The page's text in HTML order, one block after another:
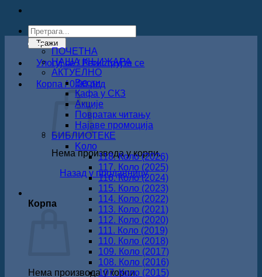
Products
search
Тражи
Улогуј се / Региструјте се
Корпа /0.00рсд
Нема производа у корпи.
Назад у продавницу
Корпа
Нема производа у корпи.
ПОЧЕТНА
НАША КЊИЖАРА
АКТУЕЛНО
Вести
Кафа у СКЗ
Акције
Повратак читању
Најаве промоција
БИБЛИОТЕКЕ
Koло
118. Коло (2026)
117. Коло (2025)
116. Коло (2024)
115. Коло (2023)
114. Коло (2022)
113. Коло (2021)
112. Коло (2020)
111. Коло (2019)
110. Коло (2018)
109. Коло (2017)
108. Коло (2016)
107. Коло (2015)